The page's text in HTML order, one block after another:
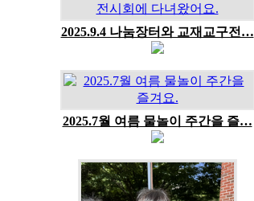
2025.9.4 나눔장터와 교재교구전…
2025.7월 여름 물놀이 주간을 즐…